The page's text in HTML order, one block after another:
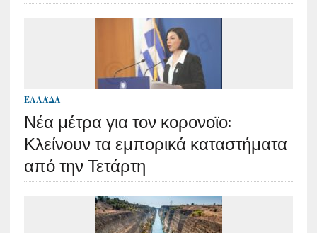
ΕΛΛΆΔΑ
Νέα μέτρα για τον κορονοϊο:
Κλείνουν τα εμπορικά καταστήματα
από την Τετάρτη